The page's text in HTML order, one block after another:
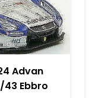
Advan
43 Ebbro